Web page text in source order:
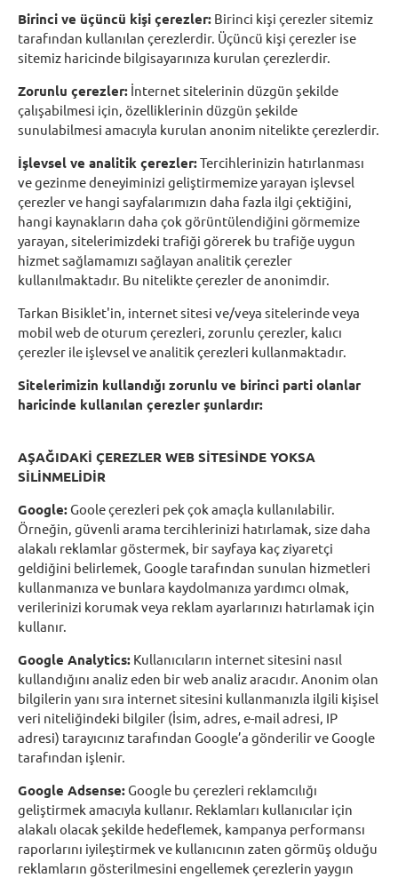
Birinci ve üçüncü kişi çerezler: Birinci kişi çerezler sitemiz
tarafından kullanılan çerezlerdir. Üçüncü kişi çerezler ise
sitemiz haricinde bilgisayarınıza kurulan çerezlerdir.
Zorunlu çerezler: İnternet sitelerinin düzgün şekilde
çalışabilmesi için, özelliklerinin düzgün şekilde
sunulabilmesi amacıyla kurulan anonim nitelikte çerezlerdir.
İşlevsel ve analitik çerezler:Tercihlerinizin hatırlanması
ve gezinme deneyiminizi geliştirmemize yarayan işlevsel
çerezler ve hangi sayfalarımızın daha fazla ilgi çektiğini,
hangi kaynakların daha çok görüntülendiğini görmemize
yarayan, sitelerimizdeki trafiği görerek bu trafiğe uygun
hizmet sağlamamızı sağlayan analitik çerezler
kullanılmaktadır. Bu nitelikte çerezler de anonimdir.
Tarkan Bisiklet'in, internet sitesi ve/veya sitelerinde veya
mobil web de oturum çerezleri, zorunlu çerezler, kalıcı
çerezler ile işlevsel ve analitik çerezleri kullanmaktadır.
Sitelerimizin kullandığı zorunlu ve birinci parti olanlar
haricinde kullanılan çerezler şunlardır:
AŞAĞIDAKİ ÇEREZLER WEB SİTESİNDE YOKSA
SİLİNMELİDİR
Google: Goole çerezleri pek çok amaçla kullanılabilir.
Örneğin, güvenli arama tercihlerinizi hatırlamak, size daha
alakalı reklamlar göstermek, bir sayfaya kaç ziyaretçi
geldiğini belirlemek, Google tarafından sunulan hizmetleri
kullanmanıza ve bunlara kaydolmanıza yardımcı olmak,
verilerinizi korumak veya reklam ayarlarınızı hatırlamak için
kullanır.
Google Analytics: Kullanıcıların internet sitesini nasıl
kullandığını analiz eden bir web analiz aracıdır. Anonim olan
bilgilerin yanı sıra internet sitesini kullanmanızla ilgili kişisel
veri niteliğindeki bilgiler (İsim, adres, e-mail adresi, IP
adresi) tarayıcınız tarafından Google’a gönderilir ve Google
tarafından işlenir.
Google Adsense: Google bu çerezleri reklamcılığı
geliştirmek amacıyla kullanır. Reklamları kullanıcılar için
alakalı olacak şekilde hedeflemek, kampanya performansı
raporlarını iyileştirmek ve kullanıcının zaten görmüş olduğu
reklamların gösterilmesini engellemek çerezlerin yaygın